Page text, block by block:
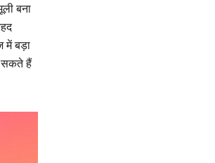
बना
में बड़ा
सकते हैं